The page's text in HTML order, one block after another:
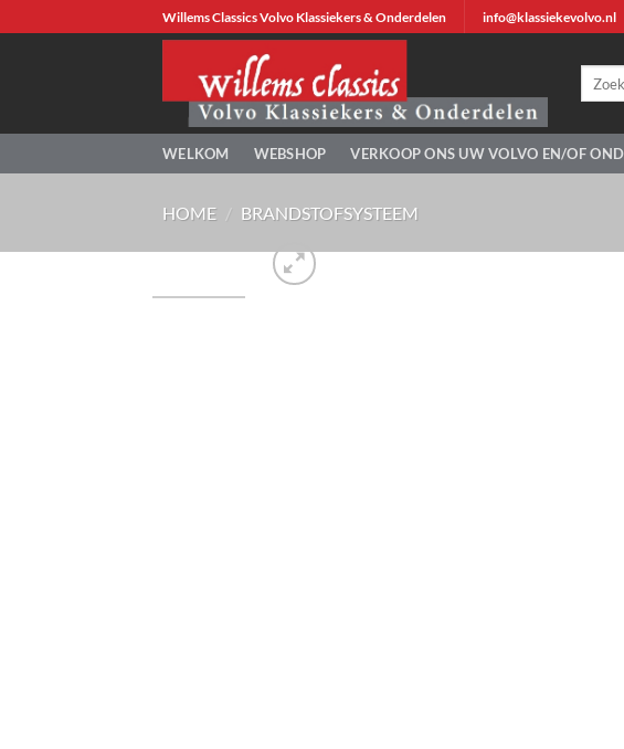
naar
Willems Classics Volvo Klassiekers & Onderdelen info@klassiekevolvo.nl
WELKOM WEBSHOP VERKOOP ONS UW VOLVO EN/OF
HOME / BRANDSTOFSYSTEEM